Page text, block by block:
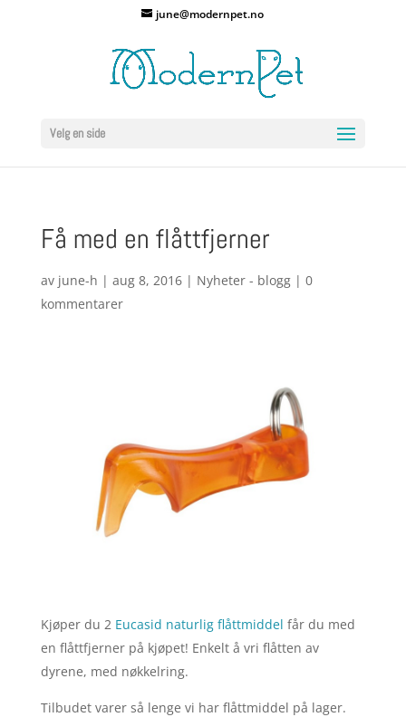
june@modernpet.no
Velg en side
Få med en flåttfjerner
av june-h | aug 8, 2016| Nyheter - blogg| 0
kommentarer
Kjøper du 2 Eucasid naturlig flåttmiddel får du med
en flåttfjerner på kjøpet! Enkelt å vri flåtten av
dyrene, med nøkkelring.
Tilbudet varer så lenge vi har flåttmiddel på lager.